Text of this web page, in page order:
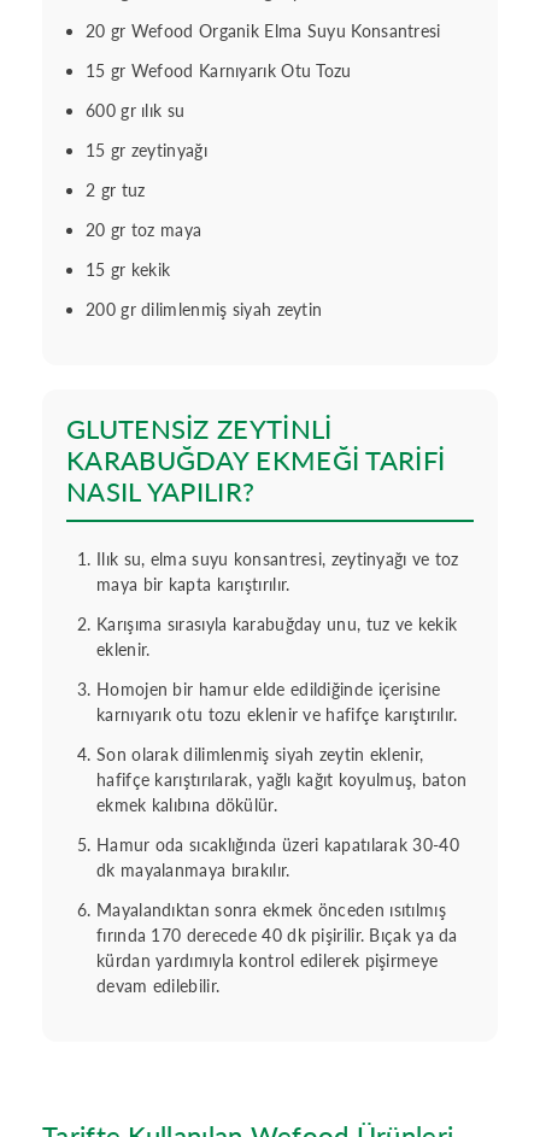
20 gr Wefood Organik Elma Suyu Konsantresi
15 gr Wefood Karnıyarık Otu Tozu
600 gr ılık su
15 gr zeytinyağı
2 gr tuz
20 gr toz maya
15 gr kekik
200 gr dilimlenmiş siyah zeytin
GLUTENSİZ ZEYTİNLİ
KARABUĞDAY EKMEĞİ TARİFİ
NASIL YAPILIR?
Ilık su, elma suyu konsantresi, zeytinyağı ve toz
maya bir kapta karıştırılır.
Karışıma sırasıyla karabuğday unu, tuz ve kekik
eklenir.
Homojen bir hamur elde edildiğinde içerisine
karnıyarık otu tozu eklenir ve hafifçe karıştırılır.
Son olarak dilimlenmiş siyah zeytin eklenir,
hafifçe karıştırılarak, yağlı kağıt koyulmuş, baton
ekmek kalıbına dökülür.
Hamur oda sıcaklığında üzeri kapatılarak 30-40
dk mayalanmaya bırakılır.
Mayalandıktan sonra ekmek önceden ısıtılmış
fırında 170 derecede 40 dk pişirilir. Bıçak ya da
kürdan yardımıyla kontrol edilerek pişirmeye
devam edilebilir.